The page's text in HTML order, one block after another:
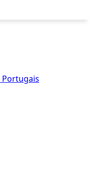
Portugais